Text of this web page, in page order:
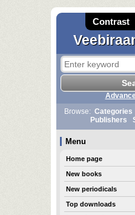
Contrast
Browse: Categories
Publishers
Menu
Home page
New books
New periodicals
Top downloads